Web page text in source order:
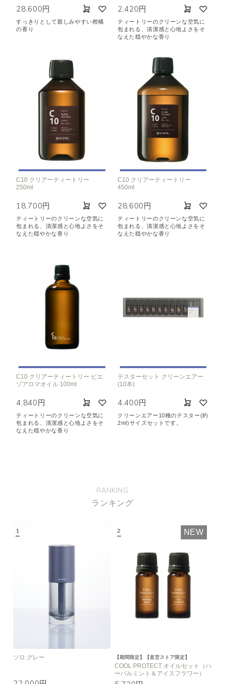
28,600円
すっきりとして親しみやすい柑橘
の香り
2,420円
ティートリーのクリーンな空気に
包まれる、清潔感と心地よさをそ
なえた穏やかな香り
C10 クリアーティートリー
250ml
18,700円
ティートリーのクリーンな空気に
包まれる、清潔感と心地よさをそ
なえた穏やかな香り
C10 クリアーティートリー
450ml
28,600円
ティートリーのクリーンな空気に
包まれる、清潔感と心地よさをそ
なえた穏やかな香り
C10 クリアーティートリー ピエ
ゾアロマオイル 100ml
4,840円
ティートリーのクリーンな空気に
包まれる、清潔感と心地よさをそ
なえた穏やかな香り
テスターセット クリーンエアー
(10本)
4,400円
クリーンエアー10種のテスター(約
2ml)サイズセットです。
RANKING
ランキング
ソロ グレー
NEW
【期間限定】【直営ストア限定】
COOL PROTECT オイルセット（ハ
ーバルミント＆アイスフラワー）